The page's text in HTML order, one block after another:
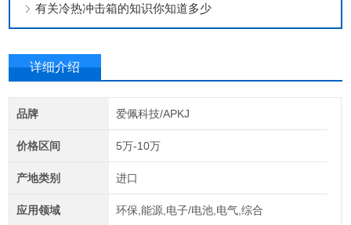
有关冷热冲击箱的知识你知道多少
详细介绍
品牌 爱佩科技/APKJ
价格区间 5万-10万
产地类别 进口
应用领域 环保,能源,电子/电池,电气,综合